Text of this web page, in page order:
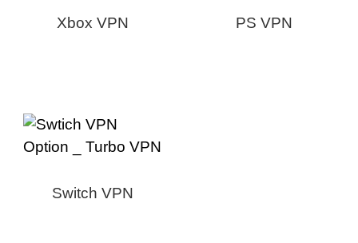
Xbox VPN PS VPN
Switch VPN